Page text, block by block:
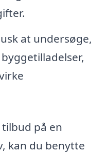
at undersøge,
på en
kan du benytte